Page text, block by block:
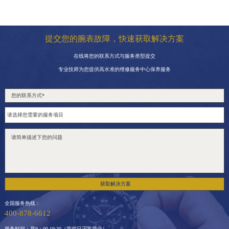
提交您的腕表故障，快速获取解决方案
在线将您的联系方式与服务类型提交
专业技师为您提供高水准的维修服务中心保养服务
获取解决方案
全国服务热线：
400-878-6612